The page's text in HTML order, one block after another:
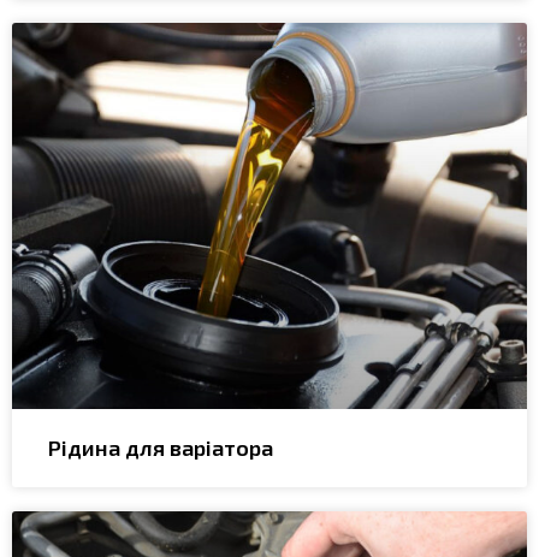
Рідина для варіатора